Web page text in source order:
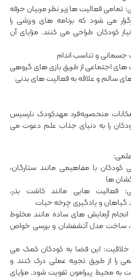
تمامی فعالیت‌ ها زیر نظر مربیان حرفه
می‌ شود که برنامه‌ های ورزشی را
کودکان طراحی می‌ کنند. مزایای آن
جسمانی و تناسب اندام
‌های اجتماعی از طریق بازی ‌های گروهی
سالم و علاقه به فعالیت‌ های بدنی
منحصربه‌فرد مهدکودک نارسیس
را به دنیای جذاب علم دعوت می
کودکان با مفاهیمی مانند ستارگان،
‌ها
فعالیت ‌هایی مانند کاشت بذر،
و یادگیری چرخه حیات
انجام آزمایش‌ های ساده مانند مخلوط
ساخت مدل آتشفشان و بررسی خواص
این فضا به کودکان کمک می‌
را از طریق تجربه عملی درک کنند و
به محیط پیرامون تقویت شود. مزایای